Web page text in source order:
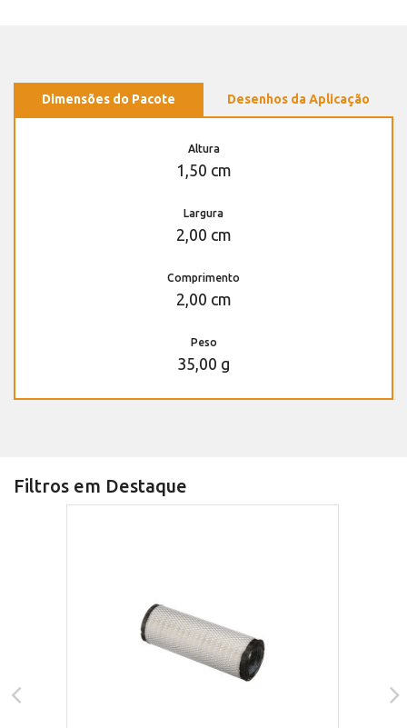
Dimensões do Pacote Desenhos da Aplicação
Altura
1,50 cm
Largura
2,00 cm
Comprimento
2,00 cm
Peso
35,00 g
Filtros em Destaque